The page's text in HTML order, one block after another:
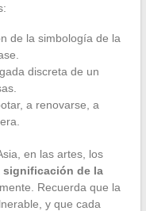
de la simbología de la
discreta de un
a renovarse, a
en las artes, los
significación de la
Recuerda que la
y que cada